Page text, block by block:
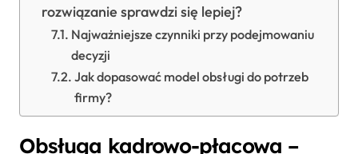
rozwiązanie sprawdzi się lepiej?
Najważniejsze czynniki przy podejmowaniu
decyzji
Jak dopasować model obsługi do potrzeb
firmy?
Obsługa kadrowo-płacowa –